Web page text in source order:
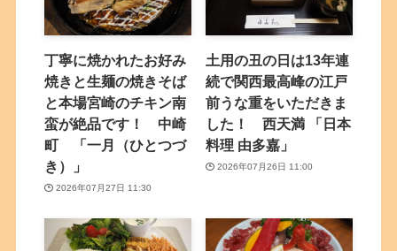
丁寧に焼かれたお好み
焼きと生麺の焼きそば
と本場宮崎のチキン南
蛮が絶品です！ 中崎
町 「一月（ひとつづ
き）」
2026年07月27日 11:30
土用の丑の日は13年連
続で関西最高峰の江戸
前うな重をいただきま
した！ 西天満 「日本
料理 由多嘉」
2026年07月26日 11:00